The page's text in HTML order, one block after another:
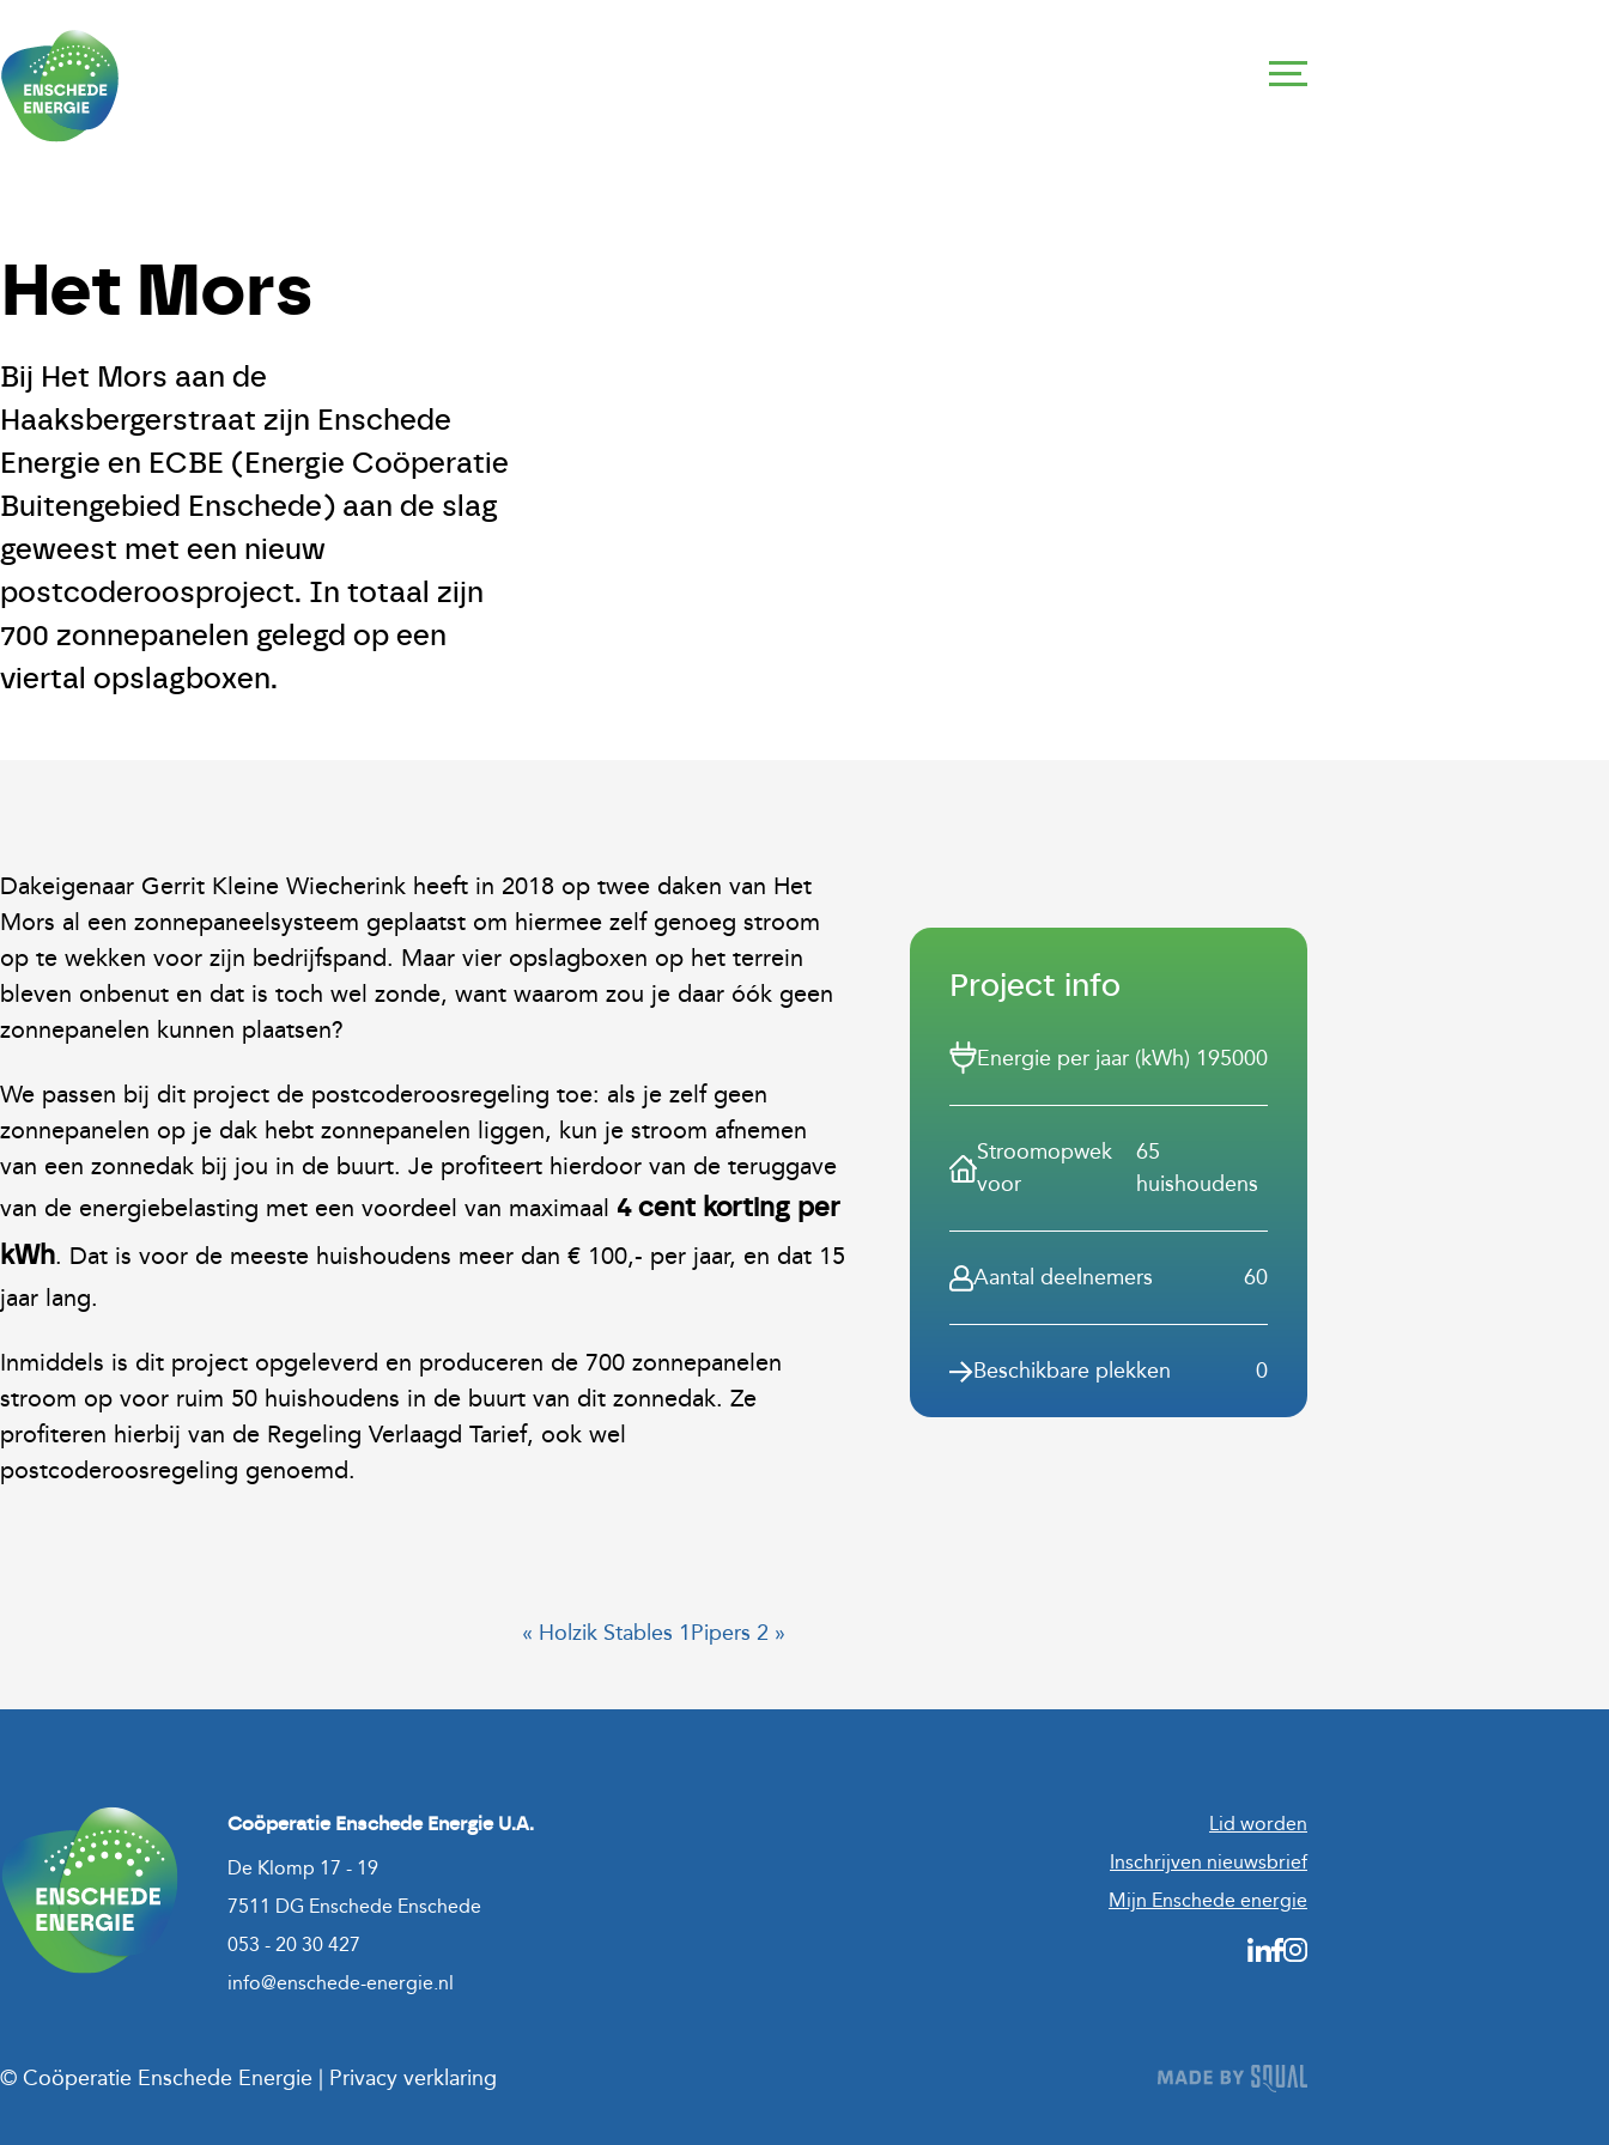
MENU
Agenda
Verduurzamen
Doe mee!
Leden
Over ons
Het Mors
Bij Het Mors aan de
Haaksbergerstraat zijn Enschede
Energie en ECBE (Energie Coöperatie
Buitengebied Enschede) aan de slag
geweest met een nieuw
postcoderoosproject. In totaal zijn
700 zonnepanelen gelegd op een
viertal opslagboxen.
Dakeigenaar Gerrit Kleine Wiecherink heeft in 2018 op twee daken van Het
Mors al een zonnepaneelsysteem geplaatst om hiermee zelf genoeg stroom
op te wekken voor zijn bedrijfspand. Maar vier opslagboxen op het terrein
bleven onbenut en dat is toch wel zonde, want waarom zou je daar óók geen
zonnepanelen kunnen plaatsen?
We passen bij dit project de postcoderoosregeling toe: als je zelf geen
zonnepanelen op je dak hebt zonnepanelen liggen, kun je stroom afnemen
van een zonnedak bij jou in de buurt. Je profiteert hierdoor van de teruggave
van de energiebelasting met een voordeel van maximaal 4 cent korting per
kWh. Dat is voor de meeste huishoudens meer dan € 100,- per jaar, en dat 15
jaar lang.
Inmiddels is dit project opgeleverd en produceren de 700 zonnepanelen
stroom op voor ruim 50 huishoudens in de buurt van dit zonnedak. Ze
profiteren hierbij van de Regeling Verlaagd Tarief, ook wel
postcoderoosregeling genoemd.
Project info
Energie per jaar (kWh) 195000
Stroomopwek
voor
65
huishoudens
Aantal deelnemers 60
Beschikbare plekken 0
« Holzik Stables 1Pipers 2 »
Coöperatie Enschede Energie U.A.
De Klomp 17 - 19
7511 DG Enschede Enschede
053 - 20 30 427
info@enschede-energie.nl
Lid worden
Inschrijven nieuwsbrief
Mijn Enschede energie
© Coöperatie Enschede Energie | Privacy verklaring